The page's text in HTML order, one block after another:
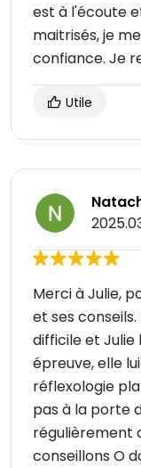
est à l'écoute
maitrisés, je
confiance. Je
Utile
Merci à Julie,
et ses
difficile et
épreuve, elle
réflexologie
pas à la porte
régulièrement
conseillons O